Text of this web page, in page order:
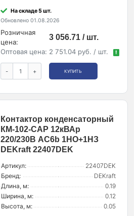
На складе 5 шт.
Обновлено 01.08.2026
Розничная
цена:
3 056.71 / шт.
Оптовая цена: 2 751.04 руб. / шт. !
- + КУПИТЬ
Контактор конденсаторный
КМ-102-CAP 12кВАр
220/230В AC6b 1НО+1НЗ
DEKraft 22407DEK
Артикул:
22407DEK
Бренд:
DEKraft
Длина, м:
0.19
Ширина, м:
0.12
Высота, м:
0.05